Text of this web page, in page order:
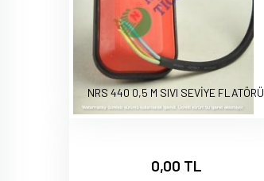
NRS 440 0,5 M SIVI SEVİYE FLATÖRÜ
0,00 TL